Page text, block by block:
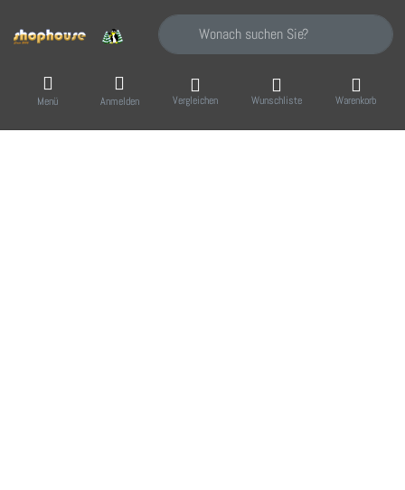
Geben Sie einen Suchbegriff ein. Während
Menü Anmelden Vergleichen Wunschliste Warenkorb